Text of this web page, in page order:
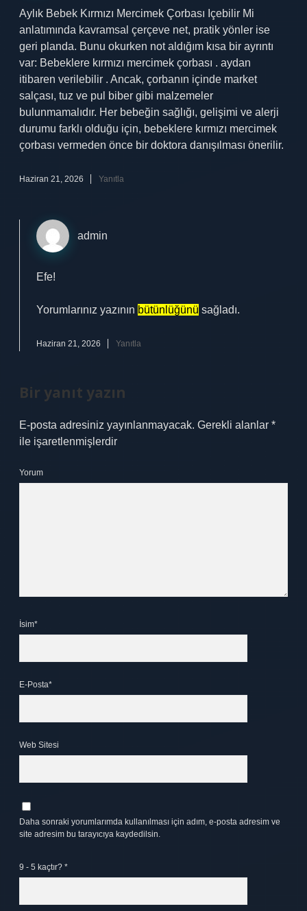
Aylık Bebek Kırmızı Mercimek Çorbası Içebilir Mi
anlatımında kavramsal çerçeve net, pratik yönler ise
geri planda. Bunu okurken not aldığım kısa bir ayrıntı
var: Bebeklere kırmızı mercimek çorbası . aydan
itibaren verilebilir . Ancak, çorbanın içinde market
salçası, tuz ve pul biber gibi malzemeler
bulunmamalıdır. Her bebeğin sağlığı, gelişimi ve alerji
durumu farklı olduğu için, bebeklere kırmızı mercimek
çorbası vermeden önce bir doktora danışılması önerilir.
Haziran 21, 2026 Yanıtla
admin
Efe!
Yorumlarınız yazının bütünlüğünü sağladı.
Haziran 21, 2026 Yanıtla
Bir yanıt yazın
E-posta adresiniz yayınlanmayacak. Gerekli alanlar *
ile işaretlenmişlerdir
Yorum
İsim*
E-Posta*
Web Sitesi
Daha sonraki yorumlarımda kullanılması için adım, e-posta adresim ve
site adresim bu tarayıcıya kaydedilsin.
9 - 5 kaçtır? *